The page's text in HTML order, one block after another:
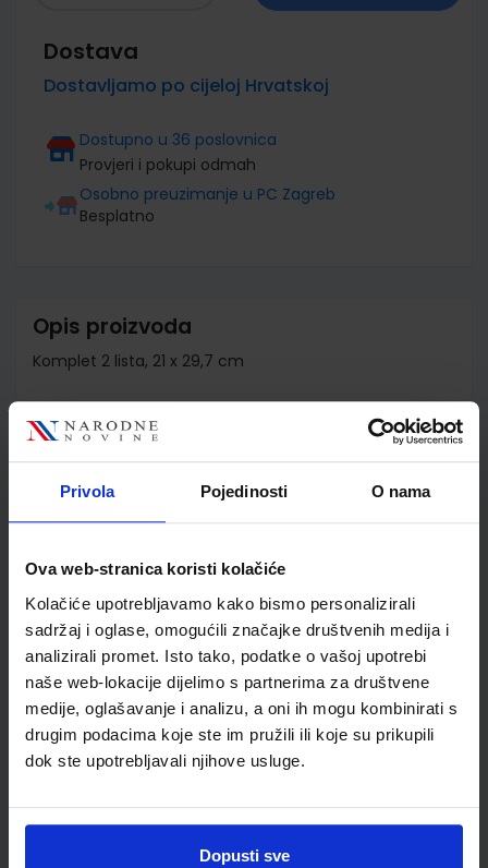
Privola Pojedinosti O nama
Ova web-stranica koristi kolačiće
Kolačiće upotrebljavamo kako bismo personalizirali
sadržaj i oglase, omogućili značajke društvenih medija i
analizirali promet. Isto tako, podatke o vašoj upotrebi
naše web-lokacije dijelimo s partnerima za društvene
medije, oglašavanje i analizu, a oni ih mogu kombinirati s
drugim podacima koje ste im pružili ili koje su prikupili
dok ste upotrebljavali njihove usluge.
Dopusti sve
Dostava
Dostavljamo po cijeloj Hrvatskoj
Dostupno u 36 poslovnica
Provjeri i pokupi odmah
Osobno preuzimanje u PC Zagreb
Besplatno
Opis proizvoda
Komplet 2 lista, 21 x 29,7 cm
Detalji proizvoda
Šifra proizvoda
051702
Jedinična mjera
Newsletter prijava
Prijavite se kako bi primali informacije o novim